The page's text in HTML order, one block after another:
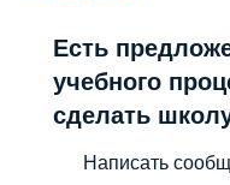
Есть
учебного
сделать
Написать